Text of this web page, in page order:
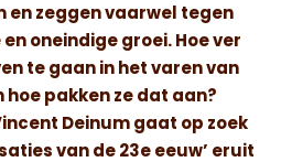
en zeggen vaarwel tegen
oneindige groei. Hoe ver
te gaan in het varen van
hoe pakken ze dat aan?
Deinum gaat op zoek
van de 23e eeuw’ eruit